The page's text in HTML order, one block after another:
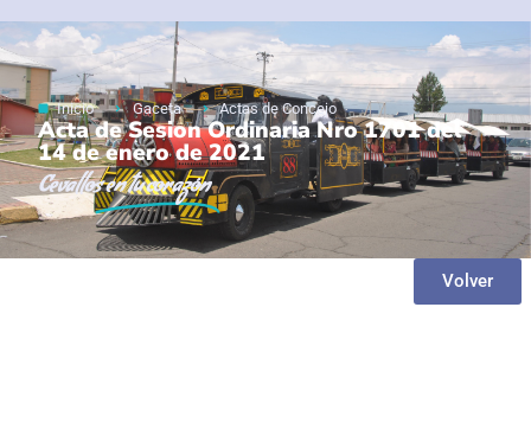
Inicio Gaceta Actas de Concejo
Acta de Sesion Ordinaria Nro 1701 del
14 de enero de 2021
Cevallosen tu corazón
Volver